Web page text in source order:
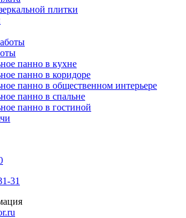
плитки
панно в кухне
панно в коридоре
панно в общественном интерьере
панно в спальне
панно в гостиной
31